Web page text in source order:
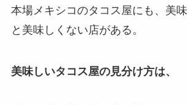
本場メキシコのタコス屋にも、美
と美味しくない店がある。
美味しいタコス屋の見分け方は、